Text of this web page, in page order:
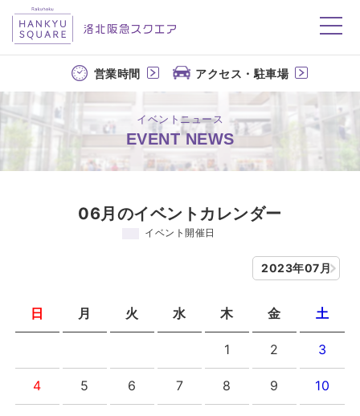
洛北阪急スクエア
営業時間 アクセス・駐車場
イベントニュース
EVENT NEWS
06月のイベントカレンダー
イベント開催日
2023年07月
日 月 火 水 木 金 土
1 2 3
4 5 6 7 8 9 10